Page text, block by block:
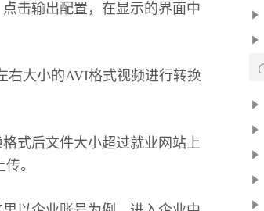
击输出配置，在显示的界面中
右大小的AVI格式视频进行转换
式后文件大小超过就业网站上
。